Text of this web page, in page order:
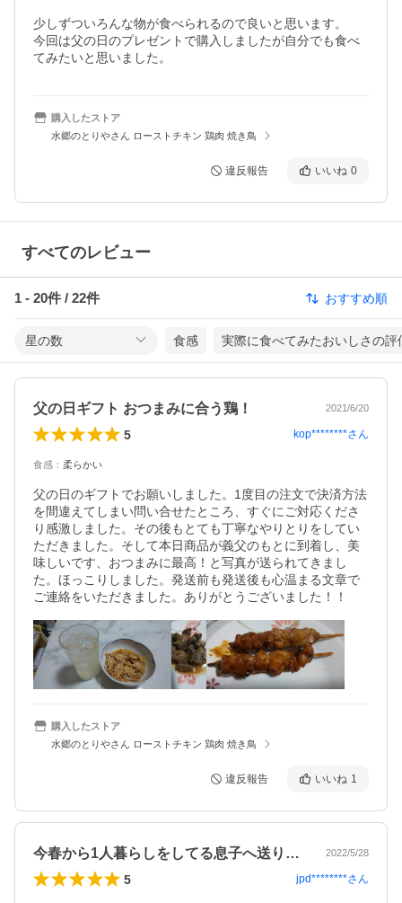
少しずついろんな物が食べられるので良いと思います。
今回は父の日のプレゼントで購入しましたが自分でも食べ
てみたいと思いました。
購入したストア
水郷のとりやさん ローストチキン 鶏肉 焼き鳥
違反報告 いいね 0
すべてのレビュー
1 - 20件 / 22件 おすすめ順
星の数 食感 実際に食べてみたおいしさの評
父の日ギフト おつまみに合う鶏！ 2021/6/20
5 kop********さん
食感 ： 柔らかい
父の日のギフトでお願いしました。1度目の注文で決済方法
を間違えてしまい問い合せたところ、すぐにご対応くださ
り感激しました。その後もとても丁寧なやりとりをしてい
ただきました。そして本日商品が義父のもとに到着し、美
味しいです、おつまみに最高！と写真が送られてきまし
た。ほっこりしました。発送前も発送後も心温まる文章で
ご連絡をいただきました。ありがとうございました！！
購入したストア
水郷のとりやさん ローストチキン 鶏肉 焼き鳥
違反報告 いいね 1
今春から1人暮らしをしてる息子へ送りま… 2022/5/28
5 jpd********さん